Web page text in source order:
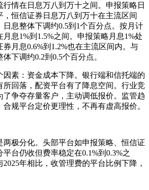
情在日息万八到万十之间。申报策略日
，恒信证券日息万八到万十在主流区间
日息整体下调约0.5到1个百分点。按月计
息1%到1.5%之间。申报策略月息1%处
月息0.6%到1.2%也在主流区间内。与
下调约0.2到0.5个百分点。
因素：资金成本下降。银行端和信托端的
所回落，配资平台有了降息空间。行业竞
了争夺存量客户，主动调低报价。监管趋
规平台定价更理性，不再有虚高报价。
两极分化。头部平台如申报策略、恒信证
台仍收但费率稳定在0.1%到0.3%之
年相比，收管理费的平台比例下降，